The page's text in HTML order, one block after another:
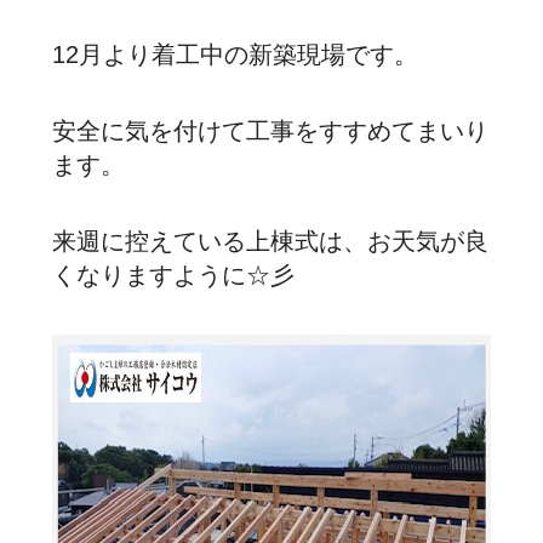
12月より着工中の新築現場です。
安全に気を付けて工事をすすめてまいり
ます。
来週に控えている上棟式は、お天気が良
くなりますように☆彡